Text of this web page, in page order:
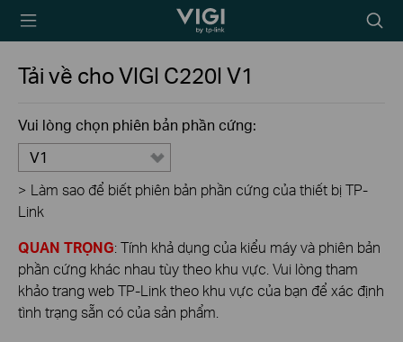
TP-Link, Reliably
Biểu
tượng
Tải về choVIGI C220I V1
Vui lòng chọn phiên bản phần cứng:
V1
> Làm sao để biết phiên bản phần cứng của thiết bị TP-
Link
QUAN TRỌNG: Tính khả dụng của kiểu máy và phiên bản
phần cứng khác nhau tùy theo khu vực. Vui lòng tham
khảo trang web TP-Link theo khu vực của bạn để xác định
tình trạng sẵn có của sản phẩm.